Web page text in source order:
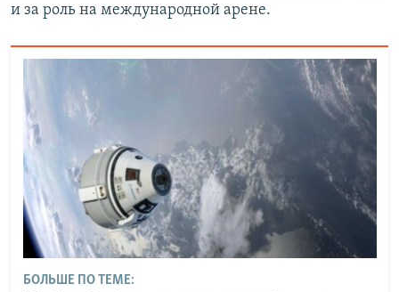
и за роль на международной арене.
БОЛЬШЕ ПО ТЕМЕ: